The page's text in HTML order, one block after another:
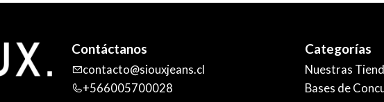
Contáctanos
contacto@siouxjeans.cl
+566005700028
Categorías
Nuestras
Bases de